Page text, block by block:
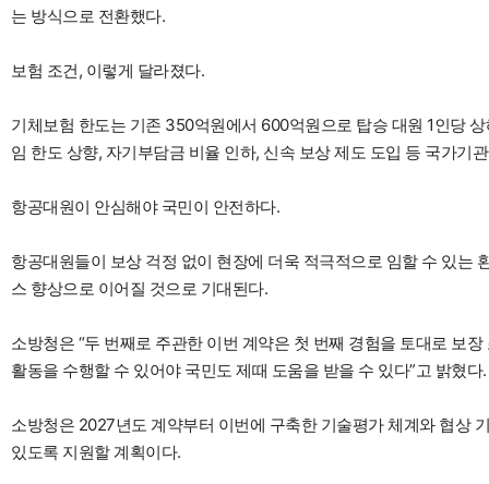
는 방식으로 전환했다.
보험 조건, 이렇게 달라졌다.
기체보험 한도는 기존 350억원에서 600억원으로 탑승 대원 1인당
임 한도 상향, 자기부담금 비율 인하, 신속 보상 제도 도입 등 국가기
항공대원이 안심해야 국민이 안전하다.
항공대원들이 보상 걱정 없이 현장에 더욱 적극적으로 임할 수 있는
스 향상으로 이어질 것으로 기대된다.
소방청은 “두 번째로 주관한 이번 계약은 첫 번째 경험을 토대로 보
활동을 수행할 수 있어야 국민도 제때 도움을 받을 수 있다”고 밝혔다.
소방청은 2027년도 계약부터 이번에 구축한 기술평가 체계와 협상
있도록 지원할 계획이다.